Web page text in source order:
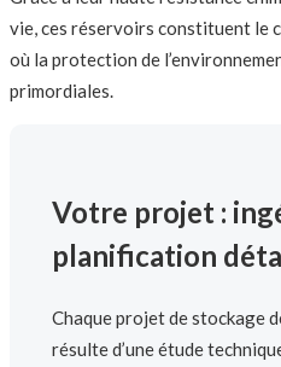
vie, ces réservoirs constituent le
où la protection de
primordiales.
Votre projet :
planification
Chaque projet de stockage
résulte d’une étude